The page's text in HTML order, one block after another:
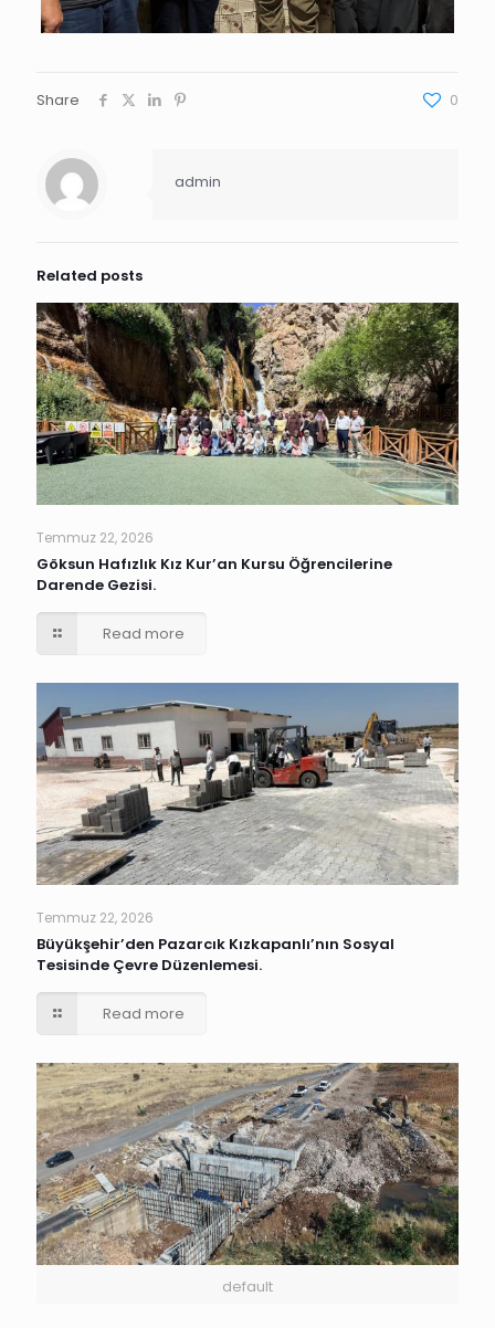
Share 0
admin
Related posts
Temmuz 22, 2026
Göksun Hafızlık Kız Kur’an Kursu Öğrencilerine
Darende Gezisi.
Read more
Temmuz 22, 2026
Büyükşehir’den Pazarcık Kızkapanlı’nın Sosyal
Tesisinde Çevre Düzenlemesi.
Read more
default